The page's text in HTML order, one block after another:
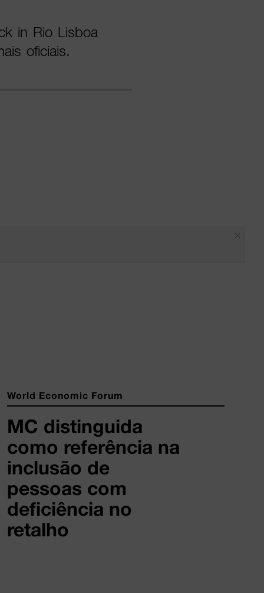
in Rio Lisboa
oficiais.
World Economic Forum
MC distinguida
como referência na
inclusão de
pessoas com
deficiência no
retalho